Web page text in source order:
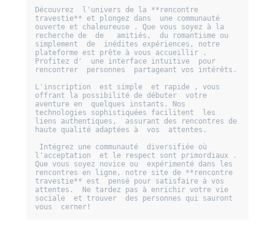
Découvrez  l'univers de la **rencontre
travestie** et plongez dans  une communauté
ouverte et chaleureuse . Que vous soyez à la
recherche de  de   amitiés,  du romantisme ou
simplement  de  inédites expériences, notre
plateforme est prête à vous accueillir .
Profitez d'  une interface intuitive  pour
rencontrer  personnes  partageant vos intérêts.
L'inscription  est simple  et rapide , vous
offrant la possibilité de débuter  votre
aventure en  quelques instants. Nos
technologies sophistiquées facilitent  les
liens authentiques,  assurant des rencontres de
haute qualité adaptées à  vos  attentes.
l'acceptation  et le respect sont primordiaux .
Que vous soyez novice ou  expérimenté dans les
rencontres en ligne, notre site de **rencontre
travestie** est  pensé pour satisfaire à vos
attentes.  Ne tardez pas à enrichir votre vie
sociale  et trouver  des personnes qui sauront